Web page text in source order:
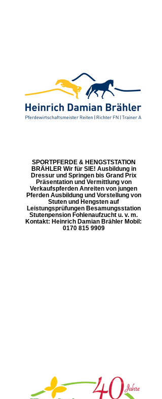
SPORTPFERDE & HENGSTSTATION
BRÄHLER Wir für SIE! Ausbildung in
Dressur und Springen bis Grand Prix
Präsentation und Vermittlung von
Verkaufspferden Anreiten von jungen
Pferden Ausbildung und Vorstellung von
Stuten und Hengsten auf
Leistungsprüfungen Besamungsstation
Stutenpension Fohlenaufzucht u. v. m.
Kontakt: Heinrich Damian Brähler Mobil:
0170 815 9909